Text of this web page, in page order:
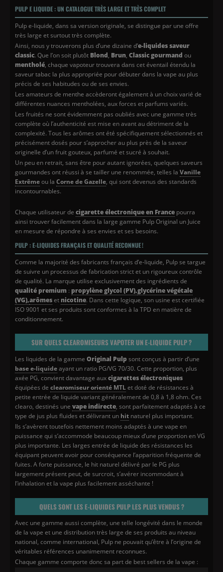
PULP E LIQUIDE : UN CATALOGUE TRÈS LARGE ET TRÈS COMPLET
Pulp e-liquide, dans sa version originale, se distingue par une offre
très large et surtout très complète.
Ainsi, nous y trouverons plus d’une dizaine d’e-liquides saveur
classic. Que l’on soit plutôt Blond, Brun, Classic gourmand ou
mentholé, chaque vapoteur trouvera dans cet éventail étendu la
saveur tabac la plus appropriée pour débuter dans la vape au plus
précis de ses habitudes ou de ses envies.
Les amateurs de menthe accèderont également à un choix varié de
différentes nuances mentholées, aux forces et parfums variés.
Les fruités ne sont évidemment pas oubliés avec une gamme très
complète où l’authenticité est mise en avant au détriment de la
complexité. Tous les arômes ont été spécifiquement sélectionnés et
précisément dosés pour s’approcher au plus près de la saveur
originelle d’un fruit gouteux, parfumé et sucré à souhait.
Un peu en retrait, sans être pour autant ignorées, quelques saveurs
gourmandes ont réussi à se tailler une renommée, telles la Vanille
Extrêmeou la Corne de Gazelle, qui sont devenus des standards
incontournables.
Chaque utilisateur de cigarette électronique en France pourra
ainsi trouver facilement dans la large gamme Pulp Original un Juice
en mesure de répondre à ses envies et ses besoins.
PULP : E-LIQUIDES FRANÇAIS ET QUALITÉ RECONNUE !
Comme la majorité des fabricants français d’e-liquide, Pulp se targue
de suivre un processus de fabrication strict et un rigoureux contrôle
de qualité. La marque utilise exclusivement des ingrédients de
qualité premium : propylène glycol (PV),glycérine végétale
(VG),arômesetnicotine. Dans cette logique, son usine est certifiée
ISO 9001 et ses produits sont conformes à la TPD en matière de
conditionnement.
SUR QUELS CLEAROMISEURS VAPOTER UN E-LIQUIDE PULP ?
Les liquides de la gamme Original Pulp sont conçus à partir d’une
base e-liquideayant un ratio PG/VG 70/30. Cette proportion, plus
axée PG, convient davantage auxcigarettes électroniques
équipées de clearomiseur orienté MTLet doté de résistances à
petite entrée de liquide variant généralement de 0,8 à 1,8 ohm. Ces
clearo, destinés une vape indirecte, sont parfaitement adaptés à ce
type de jus plus fluides et délivrant un hit naturel plus important.
Ils s’avèrent toutefois nettement moins adaptés à une vape en
puissance qui s’accommode beaucoup mieux d’une proportion en VG
plus importante. Les larges entrée de liquide des résistances les
équipant peuvent avoir pour conséquence l’apparition fréquente de
fuites. A forte puissance, le hit naturel délivré par le PG plus
largement présent peut, de surcroit, s’avérer incommodant à
l’inhalation et la vape plus facilement asséchante !
QUELS SONT LES E-LIQUIDES PULP LES PLUS VENDUS ?
Avec une gamme aussi complète, une telle longévité dans le monde
de la vape et une distribution très large de ses produits au niveau
national, comme international, Pulp ne pouvait qu’être à l’origine de
véritables références unanimement reconnues.
Chaque gamme comporte donc sa part de best sellers de la vape :